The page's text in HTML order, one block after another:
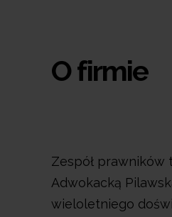
O firmie
Zespół prawników
Adwokacką
wieloletniego